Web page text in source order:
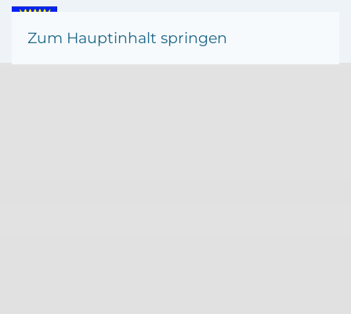
Zum Hauptinhalt springen